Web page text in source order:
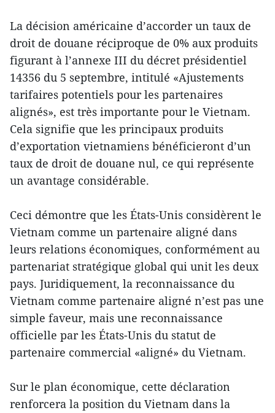
La décision américaine d’accorder un taux de
droit de douane réciproque de 0% aux produits
figurant à l’annexe III du décret présidentiel
14356 du 5 septembre, intitulé «Ajustements
tarifaires potentiels pour les partenaires
alignés», est très importante pour le Vietnam.
Cela signifie que les principaux produits
d’exportation vietnamiens bénéficieront d’un
taux de droit de douane nul, ce qui représente
un avantage considérable.
Ceci démontre que les États-Unis considèrent le
Vietnam comme un partenaire aligné dans
leurs relations économiques, conformément au
partenariat stratégique global qui unit les deux
pays. Juridiquement, la reconnaissance du
Vietnam comme partenaire aligné n’est pas une
simple faveur, mais une reconnaissance
officielle par les États-Unis du statut de
partenaire commercial «aligné» du Vietnam.
Sur le plan économique, cette déclaration
renforcera la position du Vietnam dans la